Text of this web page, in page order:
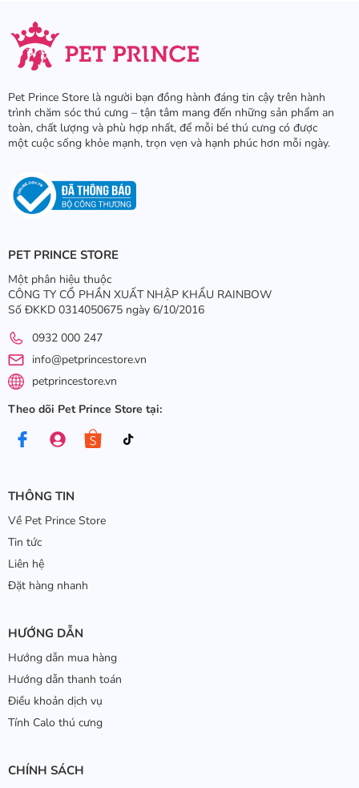
Pet Prince Store là người bạn đồng hành đáng tin cậy trên hành
trình chăm sóc thú cưng – tận tâm mang đến những sản phẩm an
toàn, chất lượng và phù hợp nhất, để mỗi bé thú cưng có được
một cuộc sống khỏe mạnh, trọn vẹn và hạnh phúc hơn mỗi ngày.
PET PRINCE STORE
Một phân hiệu thuộc
CÔNG TY CỔ PHẦN XUẤT NHẬP KHẨU RAINBOW
Số ĐKKD 0314050675 ngày 6/10/2016
0932 000 247
info@petprincestore.vn
petprincestore.vn
Theo dõi Pet Prince Store tại:
THÔNG TIN
Về Pet Prince Store
Tin tức
Liên hệ
Đặt hàng nhanh
HƯỚNG DẪN
Hướng dẫn mua hàng
Hướng dẫn thanh toán
Điều khoản dịch vụ
Tính Calo thú cưng
CHÍNH SÁCH